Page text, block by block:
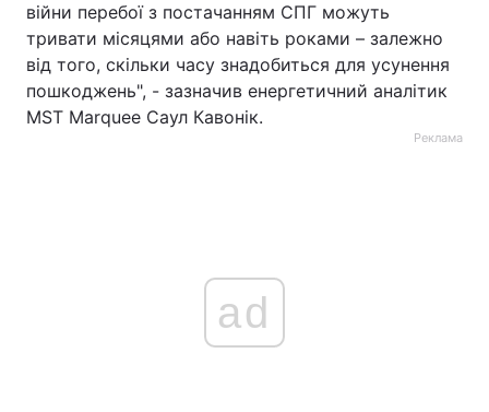
війни перебої з постачанням СПГ можуть
тривати місяцями або навіть роками – залежно
від того, скільки часу знадобиться для усунення
пошкоджень", - зазначив енергетичний аналітик
MST Marquee Саул Кавонік.
Реклама
ad